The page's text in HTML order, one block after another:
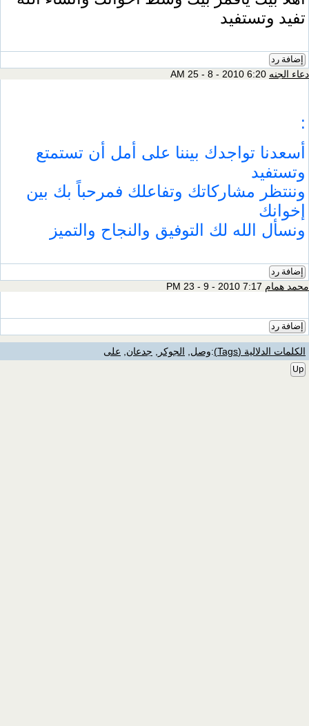
تفيد وتستفيد
إضافة رد
دعاء الجنه
:
أسعدنا تواجدك بيننا على أمل أن تستمتع
وتستفيد
وننتظر مشاركاتك وتفاعلك فمرحباً بك بين
إخوانك
ونسأل الله لك التوفيق والنجاح والتميز
إضافة رد
محمد همام
إضافة رد
الكلمات الدلالية (Tags) :وصل, الجوكر , جدعان, على
Up